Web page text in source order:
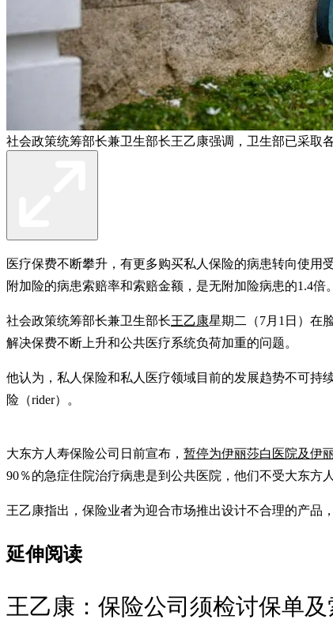
社会政策统筹部长兼卫生部长王乙康强调，卫生部已采取
医疗保费不断攀升，有更多购买私人保险的病患转向使
附加险的病患索赔率和索赔金额，是无附加险病患的1.4倍。
社会政策统筹部长兼卫生部长王乙康星期二（7月1日）在
解决保费不断上升和公共医疗系统负荷加重的问题。
他认为，私人保险和私人医疗领域目前的发展趋势不可持
险（rider）。
大东方人寿保险公司日前宣布， 暂停为伊丽莎白医院及伊
90％的急症住院治疗病患是到公共医院，他们不受大东方
王乙康指出，保险业者为迎合市场推出设计不合理的产品
延伸阅读
王乙康：保险公司须检讨保单